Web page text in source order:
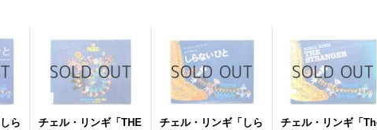
ら
チェル・リンギ「THE
チェル・リンギ「しら
チェル・リンギ「